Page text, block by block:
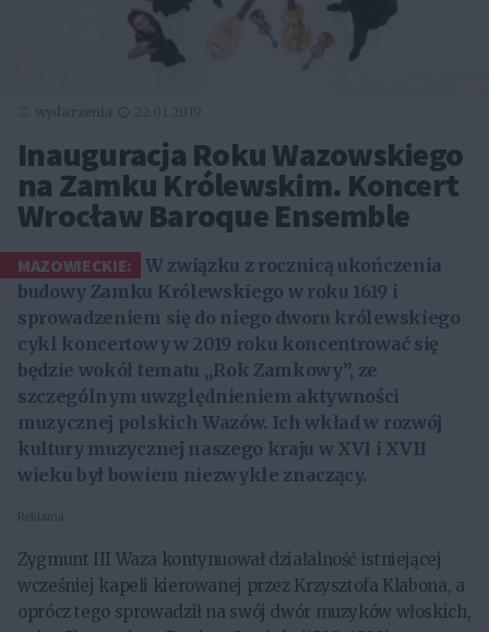
Inauguracja Roku Wazowskiego
na Zamku Królewskim. Koncert
Wrocław Baroque Ensemble
MAZOWIECKIE:
W związku z rocznicą ukończenia
budowy Zamku Królewskiego w roku 1619 i
sprowadzeniem się do niego dworu królewskiego
cykl koncertowy w 2019 roku koncentrować się
będzie wokół tematu „Rok Zamkowy”, ze
szczególnym uwzględnieniem aktywności
muzycznej polskich Wazów. Ich wkład w rozwój
kultury muzycznej naszego kraju w XVI i XVII
wieku był bowiem niezwykle znaczący.
Reklama
Zygmunt III Waza kontynuował działalność istniejącej
wcześniej kapeli kierowanej przez Krzysztofa Klabona, a
oprócz tego sprowadził na swój dwór muzyków włoskich,